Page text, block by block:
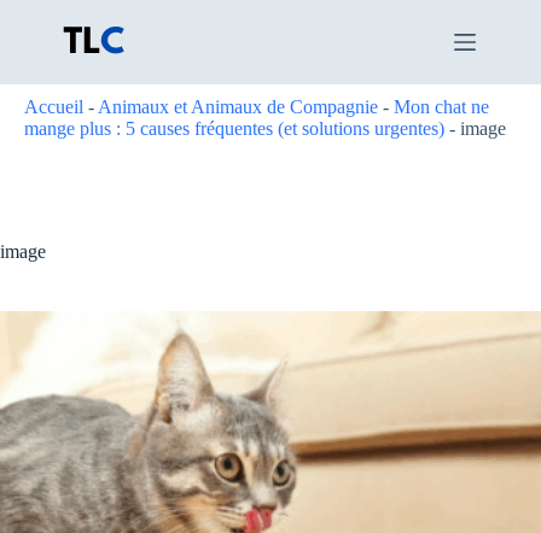
Accueil - Animaux et Animaux de Compagnie - Mon chat ne
mange plus : 5 causes fréquentes (et solutions urgentes) - image
image